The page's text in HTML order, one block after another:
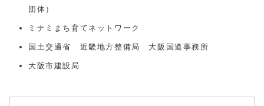
団体）
ミナミまち育てネットワーク
国土交通省 近畿地方整備局 大阪国道事務所
大阪市建設局